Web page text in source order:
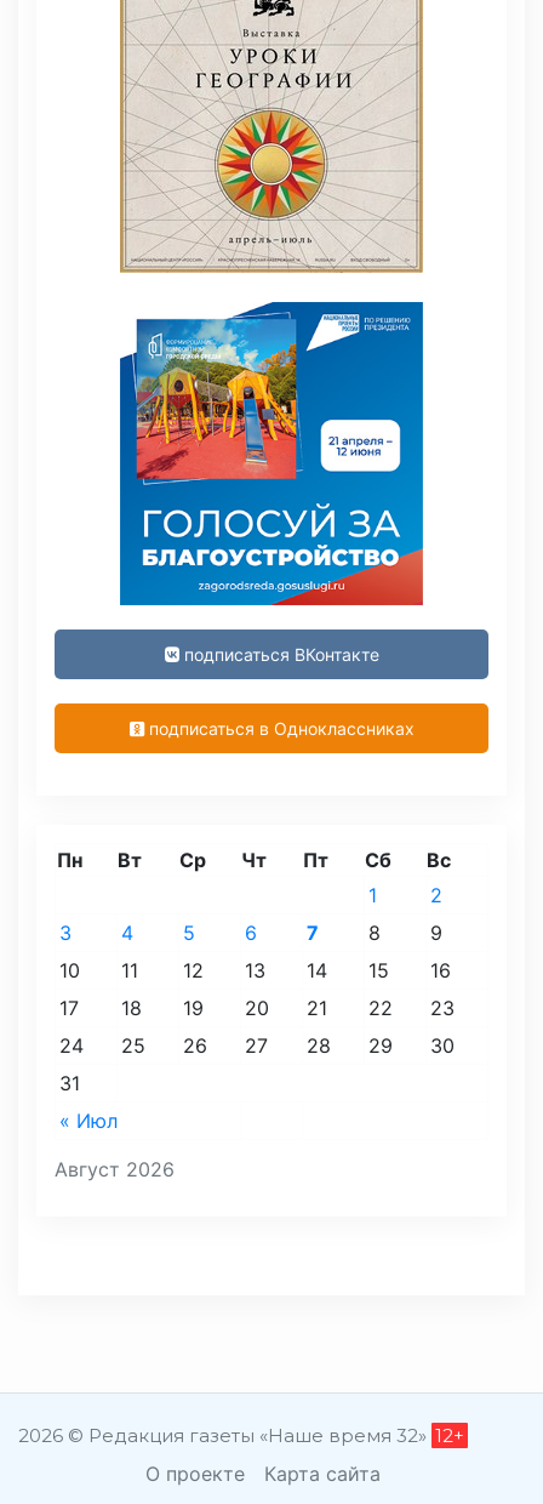
подписаться ВКонтакте
подписаться в Одноклассниках
Август 2026
Пн Вт Ср Чт Пт Сб Вс
« Июл
1
2
3
4 5 6 7 8
9
10
11 12 13 14 15
16
17
18 19 20 21 22
23
24
25 26 27 28 29
30
31
2026 © Редакция газеты «Наше время 32» 12+
О проекте Карта сайта